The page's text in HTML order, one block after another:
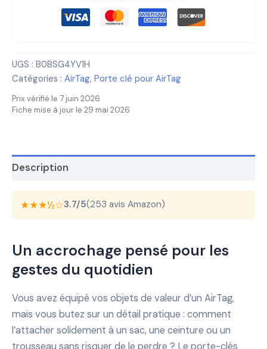
UGS : B0BSG4YV1H
Catégories : AirTag, Porte clé pour AirTag
Prix vérifié le 7 juin 2026
Fiche mise à jour le 29 mai 2026
Description
★★★½☆3.7/5(253 avis Amazon)
Un accrochage pensé pour les
gestes du quotidien
Vous avez équipé vos objets de valeur d’un AirTag,
mais vous butez sur un détail pratique : comment
l’attacher solidement à un sac, une ceinture ou un
trousseau sans risquer de le perdre ? Le porte-clés